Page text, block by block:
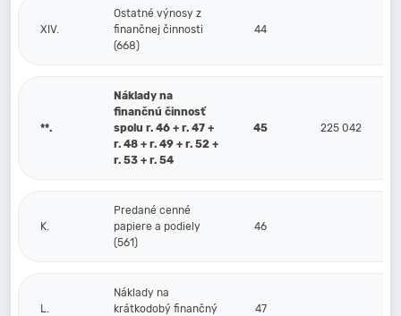
XIV.
Ostatné výnosy z
finančnej činnosti
(668)
44
**.
Náklady na
finančnú činnosť
spolu r. 46 + r. 47 +
r. 48 + r. 49 + r. 52 +
r. 53 + r. 54
45 225 042
K.
Predané cenné
papiere a podiely
(561)
46
L.
Náklady na
krátkodobý finančný
47